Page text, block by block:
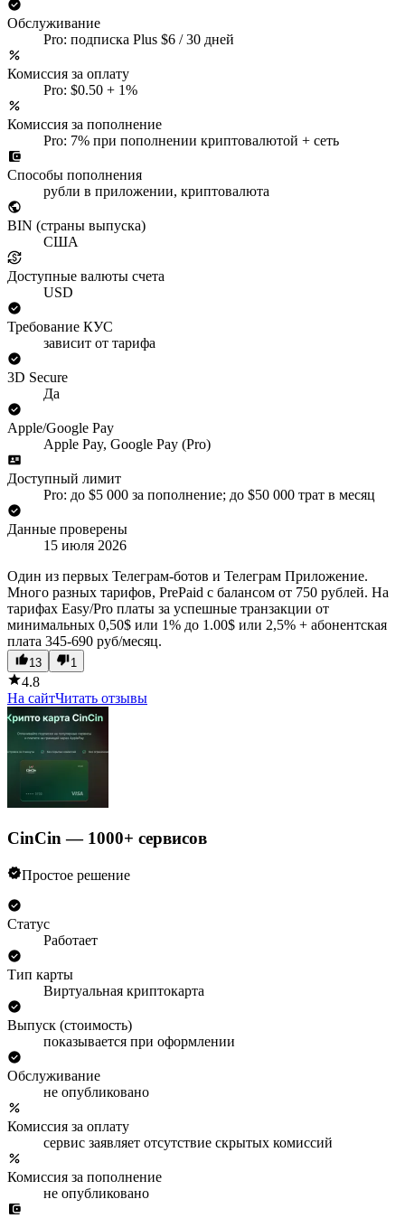
Обслуживание
Pro: подписка Plus $6 / 30 дней
Комиссия за оплату
Pro: $0.50 + 1%
Комиссия за пополнение
Pro: 7% при пополнении криптовалютой + сеть
Способы пополнения
рубли в приложении, криптовалюта
BIN (страны выпуска)
США
Доступные валюты счета
USD
Требование КУС
зависит от тарифа
3D Secure
Да
Apple/Google Pay
Apple Pay, Google Pay (Pro)
Доступный лимит
Pro: до $5 000 за пополнение; до $50 000 трат в месяц
Данные проверены
15 июля 2026
Один из первых Телеграм-ботов и Телеграм Приложение.
Много разных тарифов, PrePaid c балансом от 750 рублей. На
тарифах Easy/Pro платы за успешные транзакции от
минимальных 0,50$ или 1% до 1.00$ или 2,5% + абонентская
плата 345-690 руб/месяц.
13 1
4.8
На сайтЧитать отзывы
CinCin — 1000+ сервисов
Простое решение
Статус
Работает
Тип карты
Виртуальная криптокарта
Выпуск (стоимость)
показывается при оформлении
Обслуживание
не опубликовано
Комиссия за оплату
сервис заявляет отсутствие скрытых комиссий
Комиссия за пополнение
не опубликовано